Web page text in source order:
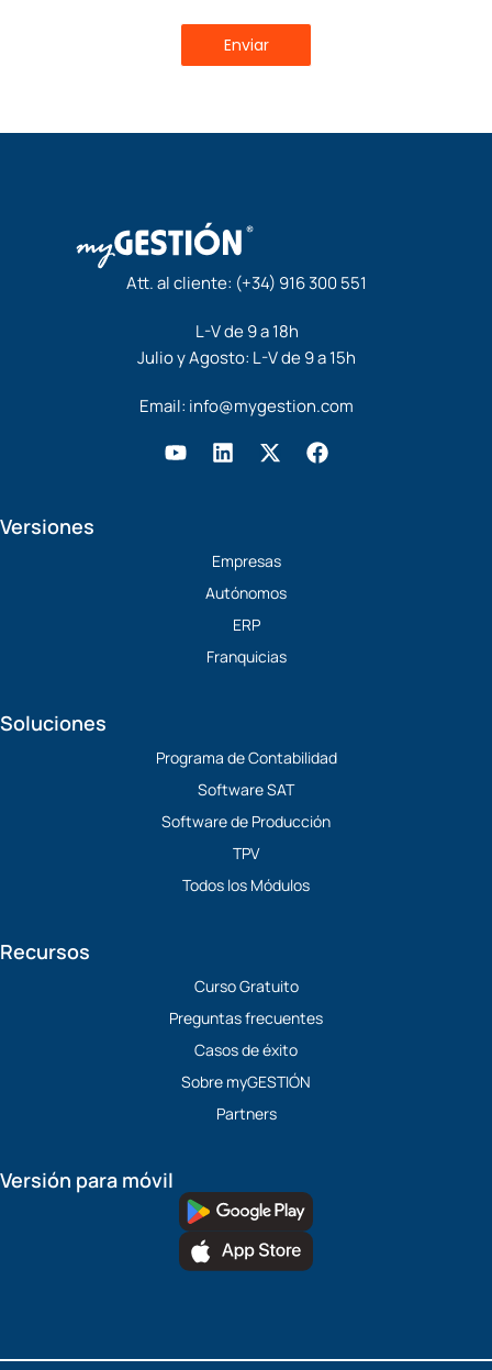
Enviar
Att. al cliente: (+34) 916 300 551
L-V de 9 a 18h
Julio y Agosto: L-V de 9 a 15h
Email: info@mygestion.com
Y L
d
i
n
X
t
t
e
F
a
Versiones
Empresas
Autónomos
ERP
Franquicias
Soluciones
Programa de Contabilidad
Software SAT
Software de Producción
TPV
Todos los Módulos
Recursos
Curso Gratuito
Preguntas frecuentes
Casos de éxito
Sobre myGESTIÓN
Partners
Versión para móvil